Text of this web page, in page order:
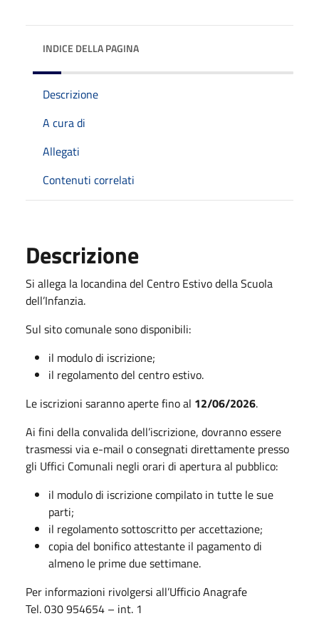
INDICE DELLA PAGINA
Descrizione
A cura di
Allegati
Contenuti correlati
Descrizione
Si allega la locandina del Centro Estivo della Scuola
dell’Infanzia.
Sul sito comunale sono disponibili:
il modulo di iscrizione;
il regolamento del centro estivo.
Le iscrizioni saranno aperte fino al 12/06/2026.
Ai fini della convalida dell’iscrizione, dovranno essere
trasmessi via e-mail o consegnati direttamente presso
gli Uffici Comunali negli orari di apertura al pubblico:
il modulo di iscrizione compilato in tutte le sue
parti;
il regolamento sottoscritto per accettazione;
copia del bonifico attestante il pagamento di
almeno le prime due settimane.
Per informazioni rivolgersi all’Ufficio Anagrafe
Tel. 030 954654 – int. 1